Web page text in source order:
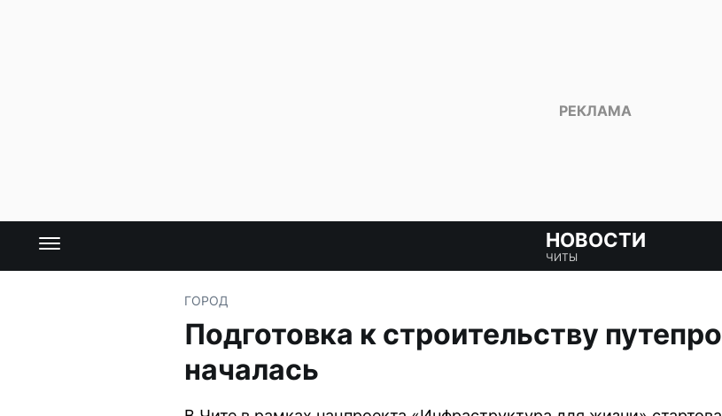
НОВОСТИ
ЧИТЫ
ГОРОД
Подготовка к строительству
началась